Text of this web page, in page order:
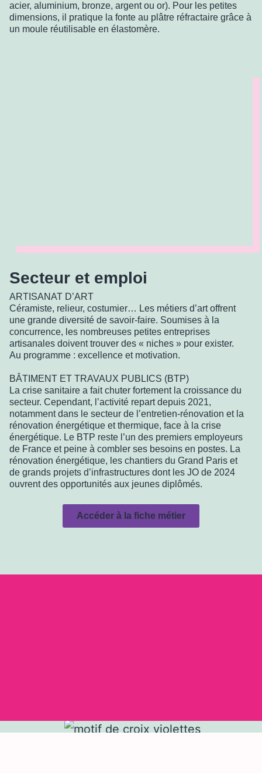
acier, aluminium, bronze, argent ou or). Pour les petites
dimensions, il pratique la fonte au plâtre réfractaire grâce à
un moule réutilisable en élastomère.
Secteur et emploi
ARTISANAT D’ART
Céramiste, relieur, costumier… Les métiers d’art offrent
une grande diversité de savoir-faire. Soumises à la
concurrence, les nombreuses petites entreprises
artisanales doivent trouver des « niches » pour exister.
Au programme : excellence et motivation.
BÂTIMENT ET TRAVAUX PUBLICS (BTP)
La crise sanitaire a fait chuter fortement la croissance du
secteur. Cependant, l’activité repart depuis 2021,
notamment dans le secteur de l’entretien-rénovation et la
rénovation énergétique et thermique, face à la crise
énergétique. Le BTP reste l’un des premiers employeurs
de France et peine à combler ses besoins en postes. La
rénovation énergétique, les chantiers du Grand Paris et
de grands projets d’infrastructures dont les JO de 2024
ouvrent des opportunités aux jeunes diplômés.
Accéder à la fiche métier